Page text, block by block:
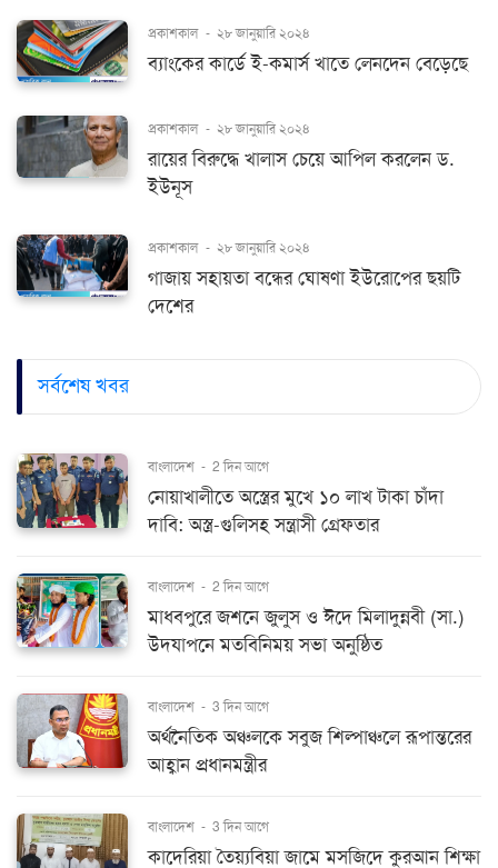
প্রকাশকাল - ২৮ জানুয়ারি ২০২৪
ব্যাংকের কার্ডে ই-কমার্স খাতে লেনদেন বেড়েছে
প্রকাশকাল - ২৮ জানুয়ারি ২০২৪
রায়ের বিরুদ্ধে খালাস চেয়ে আপিল করলেন ড.
ইউনূস
প্রকাশকাল - ২৮ জানুয়ারি ২০২৪
গাজায় সহায়তা বন্ধের ঘোষণা ইউরোপের ছয়টি
দেশের
সর্বশেষ খবর
বাংলাদেশ - 2 দিন আগে
নোয়াখালীতে অস্ত্রের মুখে ১০ লাখ টাকা চাঁদা
দাবি: অস্ত্র-গুলিসহ সন্ত্রাসী গ্রেফতার
বাংলাদেশ - 2 দিন আগে
মাধবপুরে জশনে জুলুস ও ঈদে মিলাদুন্নবী (সা.)
উদযাপনে মতবিনিময় সভা অনুষ্ঠিত
বাংলাদেশ - 3 দিন আগে
অর্থনৈতিক অঞ্চলকে সবুজ শিল্পাঞ্চলে রূপান্তরের
আহ্বান প্রধানমন্ত্রীর
বাংলাদেশ - 3 দিন আগে
কাদেরিয়া তৈয়্যবিয়া জামে মসজিদে কুরআন শিক্ষা